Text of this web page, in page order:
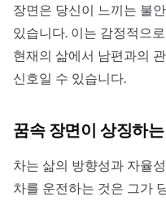
장면은 당신이 느끼는 불
있습니다. 이는 감정적으
현재의 삶에서 남편과의
신호일 수 있습니다.
꿈속 장면이 상징하
차는 삶의 방향성과 자율
차를 운전하는 것은 그가